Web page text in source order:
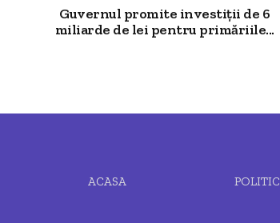
Guvernul promite investiții de 6
miliarde de lei pentru primăriile...
ACASA POLITIC